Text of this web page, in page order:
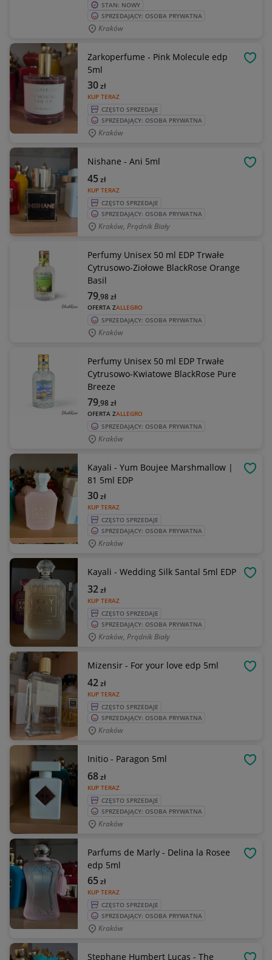
STAN: NOWY
SPRZEDAJĄCY: OSOBA PRYWATNA
Kraków
Zarkoperfume - Pink Molecule edp
5ml
KUP TERAZ
30zł
CZĘSTO SPRZEDAJE
SPRZEDAJĄCY: OSOBA PRYWATNA
Kraków
Nishane - Ani 5ml
KUP TERAZ
45zł
CZĘSTO SPRZEDAJE
SPRZEDAJĄCY: OSOBA PRYWATNA
Kraków, Prądnik Biały
Perfumy Unisex 50 ml EDP Trwałe
Cytrusowo-Ziołowe BlackRose Orange
Basil
OFERTA ZALLEGRO
79,98zł
SPRZEDAJĄCY: OSOBA PRYWATNA
Kraków
Perfumy Unisex 50 ml EDP Trwałe
Cytrusowo-Kwiatowe BlackRose Pure
Breeze
OFERTA ZALLEGRO
79,98zł
SPRZEDAJĄCY: OSOBA PRYWATNA
Kraków
Kayali - Yum Boujee Marshmallow |
81 5ml EDP
KUP TERAZ
30zł
CZĘSTO SPRZEDAJE
SPRZEDAJĄCY: OSOBA PRYWATNA
Kraków
Kayali - Wedding Silk Santal 5ml EDP
KUP TERAZ
32zł
CZĘSTO SPRZEDAJE
SPRZEDAJĄCY: OSOBA PRYWATNA
Kraków, Prądnik Biały
Mizensir - For your love edp 5ml
KUP TERAZ
42zł
CZĘSTO SPRZEDAJE
SPRZEDAJĄCY: OSOBA PRYWATNA
Kraków
Initio - Paragon 5ml
KUP TERAZ
68zł
CZĘSTO SPRZEDAJE
SPRZEDAJĄCY: OSOBA PRYWATNA
Kraków
Parfums de Marly - Delina la Rosee
edp 5ml
KUP TERAZ
65zł
CZĘSTO SPRZEDAJE
SPRZEDAJĄCY: OSOBA PRYWATNA
Kraków
Stephane Humbert Lucas - The